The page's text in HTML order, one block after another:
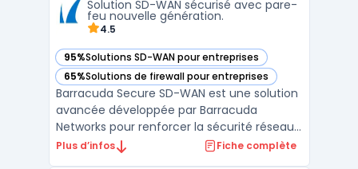
optique, la 4G/5G ou le satel ...
Solution SD-WAN sécurisé avec pare-
feu nouvelle génération.
4.5
95%Solutions SD-WAN pour entreprises
— voir Barracuda Secure SD-WAN dans cette catégorie
65%Solutions de firewall pour entreprises
— voir Barracuda Secure SD-WAN dans cette catégorie
Barracuda Secure SD-WAN est une solution
avancée développée par Barracuda
Networks pour renforcer la sécurité réseau
et optimiser la connectivité des entreprises.
Plus d’infos Fiche complète